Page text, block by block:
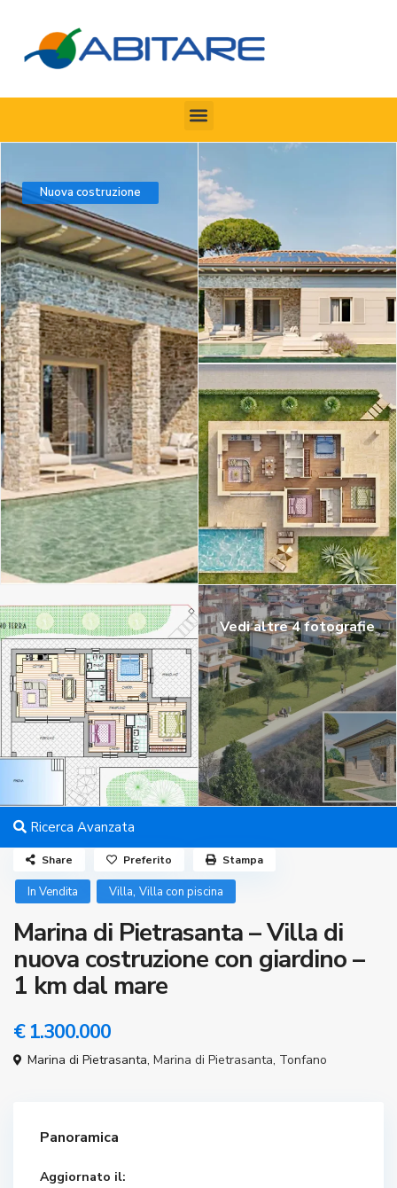
Nuova costruzione
Vedi altre 4 fotografie
Ricerca Avanzata
In Vendita Villa,Villa con piscina
Marina di Pietrasanta – Villa di
nuova costruzione con giardino –
1 km dal mare
€ 1.300.000
Marina di Pietrasanta,Marina di Pietrasanta, Tonfano
Share Preferito Stampa
Panoramica
Aggiornato il: